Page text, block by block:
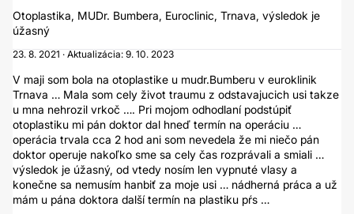
Otoplastika, MUDr. Bumbera, Euroclinic, Trnava, výsledok je
úžasný
23. 8. 2021 · Aktualizácia: 9. 10. 2023
V maji som bola na otoplastike u mudr.Bumberu v euroklinik
Trnava … Mala som cely život traumu z odstavajucich usi takze
u mna nehrozil vrkoč …. Pri mojom odhodlaní podstúpiť
otoplastiku mi pán doktor dal hneď termín na operáciu …
operácia trvala cca 2 hod ani som nevedela že mi niečo pán
doktor operuje nakoľko sme sa cely čas rozprávali a smiali …
výsledok je úžasný, od vtedy nosím len vypnuté vlasy a
konečne sa nemusím hanbiť za moje usi … nádherná práca a už
mám u pána doktora další termín na plastiku pŕs …